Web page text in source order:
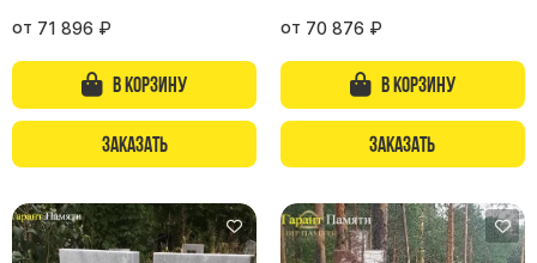
Венки
от 71 896 ₽
В корзину
Заказать
от 70 876 ₽
В корзину
Заказать